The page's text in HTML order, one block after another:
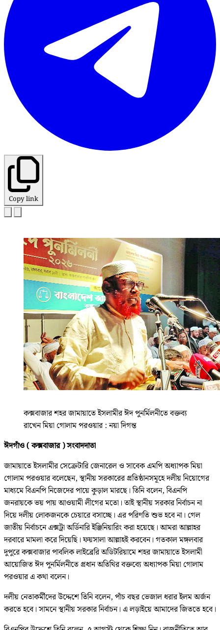
Copy link
কক্সবাজার শহর জামায়াতে ইসলামীর ঈদ পুনর্মিলনীতে বক্তব্য
রাখেন মিয়া গোলাম পরওয়ার : নয়া দিগন্ত
ঈদগাঁও ( কক্সবাজার ) সংবাদদাতা
জামায়াতে ইসলামীর সেক্রেটারি জেনারেল ও সাবেক এমপি অধ্যাপক মিয়া
গোলাম পরওয়ার বলেছেন, স্থানীয় সরকারের প্রতিষ্ঠানসমূহে দলীয় নিয়োগের
মাধ্যমে বিএনপি নিজেদের পায়ে কুড়াল মারছে। তিনি বলেন, বিএনপি
জনরায়কে ভয় পায় আওয়ামী লীগের মতো। তাই স্থানীয় সরকার নির্বাচন না
দিয়ে দলীয় লোকজনকে চেয়ারে বসাচ্ছে। এর পরিণতি শুভ হবে না। গেল
জাতীয় নির্বাচনে এক্সট্রা অর্ডিনারি ইঞ্জিনিয়ারিং করা হয়েছে। আমরা আল্লাহর
দরবারে মামলা করে দিয়েছি। ফয়সালা আল্লাহই করবেন। গতকাল মঙ্গলবার
দুপুরে কক্সবাজার পাবলিক লাইব্রেরি অডিটরিয়ামে শহর জামায়াতে ইসলামী
আয়োজিত ঈদ পুনর্মিলনীতে প্রধান অতিথির বক্তব্যে অধ্যাপক মিয়া গোলাম
পরওয়ার এ কথা বলেন।
দলীয় নেতাকর্মীদের উদ্দেশে তিনি বলেন, পাঁচ বছর ভেজাল ধরার ইলম অর্জন
করতে হবে। সামনে স্থানীয় সরকার নির্বাচন। এ লড়াইয়ে আমাদের জিততে হবে।